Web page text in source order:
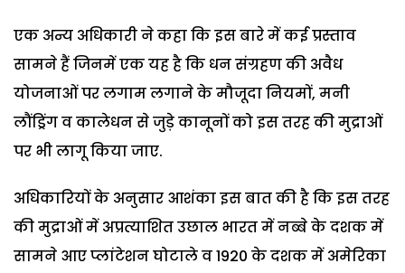
एक अन्य अधिकारी ने कहा कि इस बारे में कई प्रस्ताव
सामने हैं जिनमें एक यह है कि धन संग्रहण की अवैध
योजनाओं पर लगाम लगाने के मौजूदा नियमों, मनी
लौंड्रिंग व कालेधन से जुड़े कानूनों को इस तरह की मुद्राओं
पर भी लागू किया जाए.
अधिकारियों के अनुसार आशंका इस बात की है कि इस तरह
की मुद्राओं में अप्रत्याशित उछाल भारत में नब्बे के दशक में
सामने आए प्लांटेशन घोटाले व 1920 के दशक में अमेरिका